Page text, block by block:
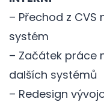
– Přechod z CVS
systém
– Začátek práce
dalších systémů
– Redesign